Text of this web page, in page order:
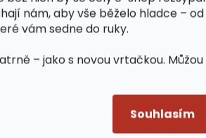
nám, aby vše běželo hladce – od
vám sedne do ruky.
– jako s novou vrtačkou. Můžou
Souhlasím